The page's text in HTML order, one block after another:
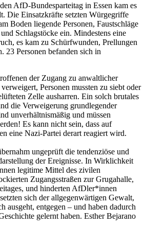
AfD-Bundesparteitag in Essen kam es
Die Einsatzkräfte setzten Würgegriffe
Boden liegende Personen, Faustschläge
Schlagstöcke ein. Mindestens eine
es kam zu Schürfwunden, Prellungen
23 Personen befanden sich in
der Zugang zu anwaltlicher
Personen mussten zu siebt oder
Zelle ausharren. Ein solch brutales
die Verweigerung grundlegender
unverhältnismäßig und müssen
Es kann nicht sein, dass auf
eine Nazi-Partei derart reagiert wird.
ungeprüft die tendenziöse und
der Ereignisse. In Wirklichkeit
legitime Mittel des zivilen
Zugangsstraßen zur Grugahalle,
und hinderten AfDler*innen
sich der allgegenwärtigen Gewalt,
ausgeht, entgegen – und haben dadurch
gelernt haben. Esther Bejarano